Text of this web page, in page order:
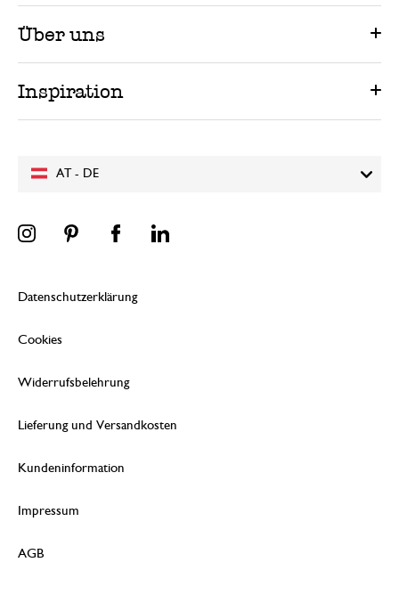
AT - DE
Über uns
Inspiration
Datenschutzerklärung
Cookies
Widerrufsbelehrung
Lieferung und Versandkosten
Kundeninformation
Impressum
AGB